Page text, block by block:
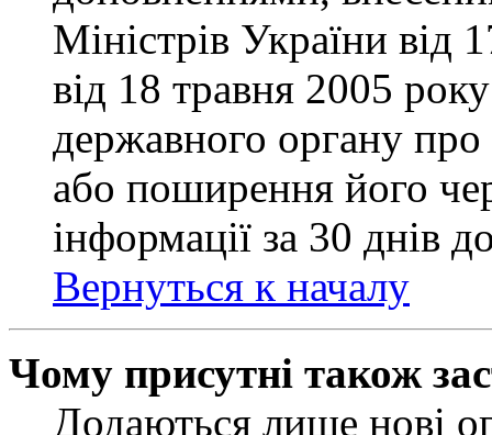
Міністрів України від
від 18 травня 2005
державного органу
або поширення його
інформації за 30 днів
Вернуться к началу
Чому присутні також
Додаються лише нові